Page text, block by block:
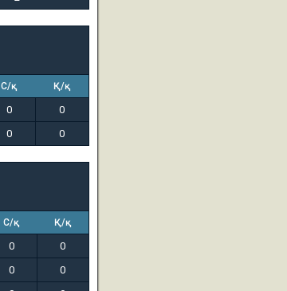
С/қ Қ/қ
0
0
0 0
С/қ Қ/қ
0
0
0
0